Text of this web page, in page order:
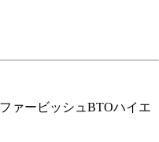
ァービッシュBTOハイエ